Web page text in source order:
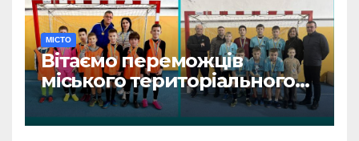
МІСТО
Вітаємо переможців
міського територіального
етапу змагань «Пліч-о-пліч:
Всеукраїнські шкільні ліги»